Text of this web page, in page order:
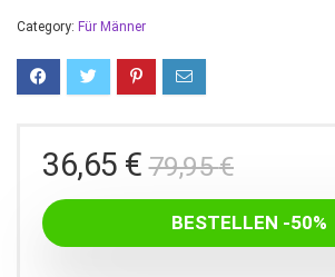
Category: Für Männer
79,95€
Preis
war:
79,95 €
36,65 €
Aktueller
Preis
ist:
36,65
BESTELLEN -50%